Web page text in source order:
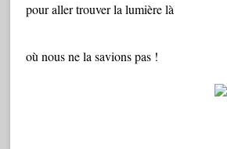
pour aller trouver la lumière là
où nous ne la savions pas !